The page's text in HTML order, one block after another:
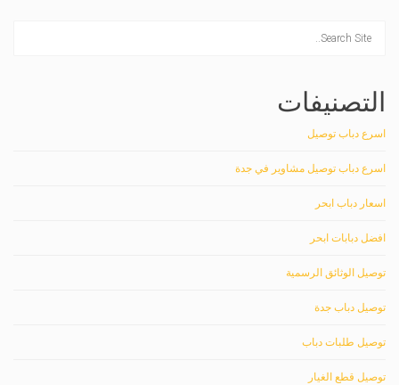
التصنيفات
اسرع دباب توصيل
اسرع دباب توصيل مشاوير في جدة
اسعار دباب ابحر
افضل دبابات ابحر
توصيل الوثائق الرسمية
توصيل دباب جدة
توصيل طلبات دباب
توصيل قطع الغيار